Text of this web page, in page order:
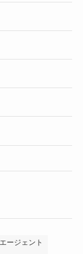
エージェント